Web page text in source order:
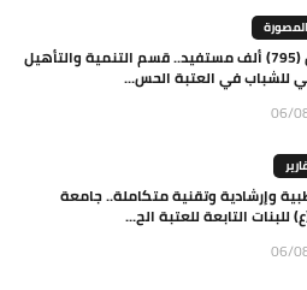
المصورة
بأكثر من (795) ألف مستفيد.. قسم التنمية والتأهيل
للشباب في العتبة الحس...
06/
وإرشادية وتقنية متكاملة.. جامعة
للبنات التابعة للعتبة الح...
06/